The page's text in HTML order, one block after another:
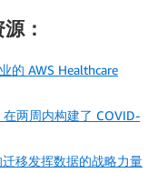
：
的 AWS Healthcare
两周内构建了 COVID-
移发挥数据的战略力量